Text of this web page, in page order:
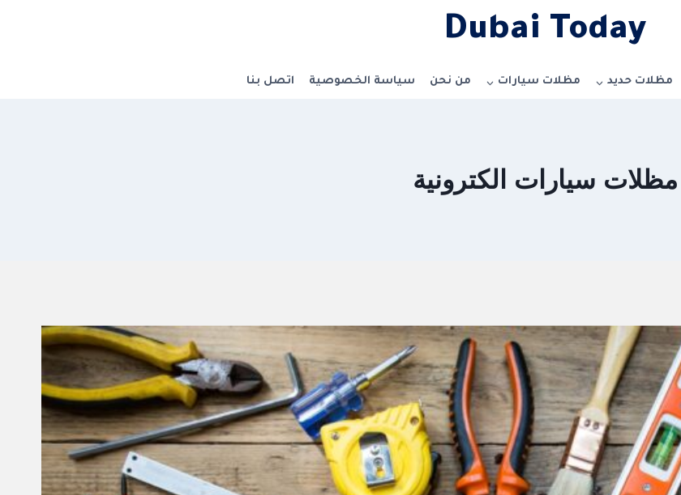
Dubai Today
مظلات حديد مظلات سيارات من نحن سياسة الخصوصية اتصل بنا
مظلات سيارات الكترونية